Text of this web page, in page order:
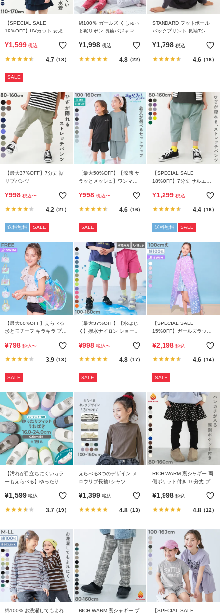
ビ
ロ
ク
に
つ
い
て
お
買
い
物
ガ
イ
ド
よ
く
あ
問
FOLLOW
【SPECIAL SALE
19%OFF】UVカット 女児
ル水着
¥1,599 税込
4.7（18）
SALE
綿100％ ガールズ くしゅっ
と裾リボン 長袖パジャマ
¥1,998 税込
4.8（22）
STANDARD フットボール
バックプリント 長袖Tシャ
¥1,798 税込
4.6（18）
【最大37%OFF】7分丈 裾
リブパンツ
¥998 税込〜
4.2（21）
送料無料 SALE
【最大50%OFF】【涼感 サ
ラッとメッシュ】ワンマイ
るパジャマ
¥998 税込〜
4.6（16）
SALE
【SPECIAL SALE
18%OFF】7分丈 サルエル
¥1,299 税込
4.4（16）
送料無料 SALE
【最大60%OFF】えらべる
形とモチーフ キラキラ プー
¥798 税込〜
3.9（13）
SALE
【最大37%OFF】【水はじ
く】撥水ナイロン ショート
¥998 税込〜
4.8（17）
SALE
【SPECIAL SALE
15%OFF】ガールズラップ
¥2,198 税込
4.6（14）
SALE
【汚れが目立ちにくいカラ
ーもえらべる】ゆったりフ
ソール2枚付き
¥1,599 税込
3.7（19）
えらべる3つのデザイン メ
ロウリブ長袖Tシャツ
¥1,399 税込
4.8（13）
RICH WARM 裏シャギー 両
側ポケット付き 10分丈 プリ
¥1,998 税込
4.8（12）
綿100% お洗濯してもよれ RICH WARM 裏シャギー プ 【SPECIAL SALE